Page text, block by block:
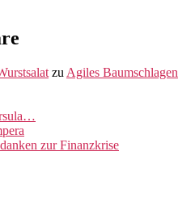
zu Agiles Baumschlagen
zur Finanzkrise